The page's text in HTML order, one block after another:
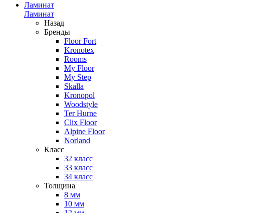
Ламинат
Ламинат
Назад
Бренды
Floor Fort
Kronotex
Rooms
My Floor
My Step
Skalla
Kronopol
Woodstyle
Ter Hurne
Clix Floor
Alpine Floor
Norland
Класс
32 класс
33 класс
34 класс
Толщина
8 мм
10 мм